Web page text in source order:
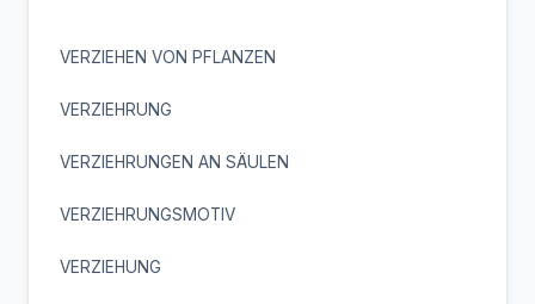
VERZIEHEN VON PFLANZEN
VERZIEHRUNG
VERZIEHRUNGEN AN SÄULEN
VERZIEHRUNGSMOTIV
VERZIEHUNG